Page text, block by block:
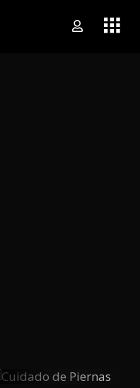
Cuidado De